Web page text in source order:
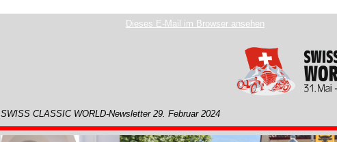
Dieses E-Mail im Browser ansehen
SWISS CLASSIC WORLD-Newsletter 29. Februar 2024